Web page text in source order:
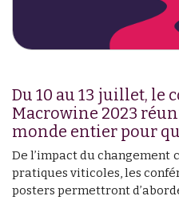
Du 10 au 13 juillet, le
Macrowine 2023
monde entier pour
De l’impact du
pratiques viticoles, les
posters permettront